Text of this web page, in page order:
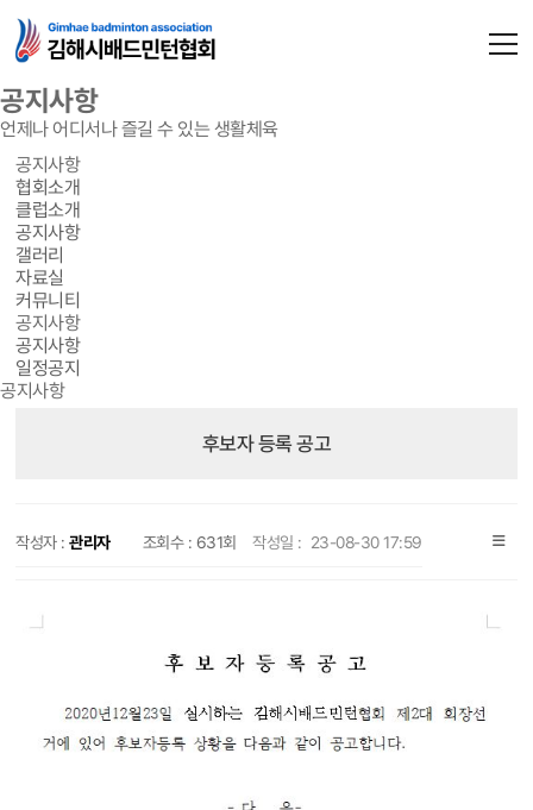
공지사항
언제나 어디서나 즐길 수 있는 생활체육
공지사항
협회소개
클럽소개
공지사항
갤러리
자료실
커뮤니티
공지사항
공지사항
일정공지
공지사항
후보자 등록 공고
작성자 :관리자 조회수 : 631회 작성일 : 23-08-30 17:59